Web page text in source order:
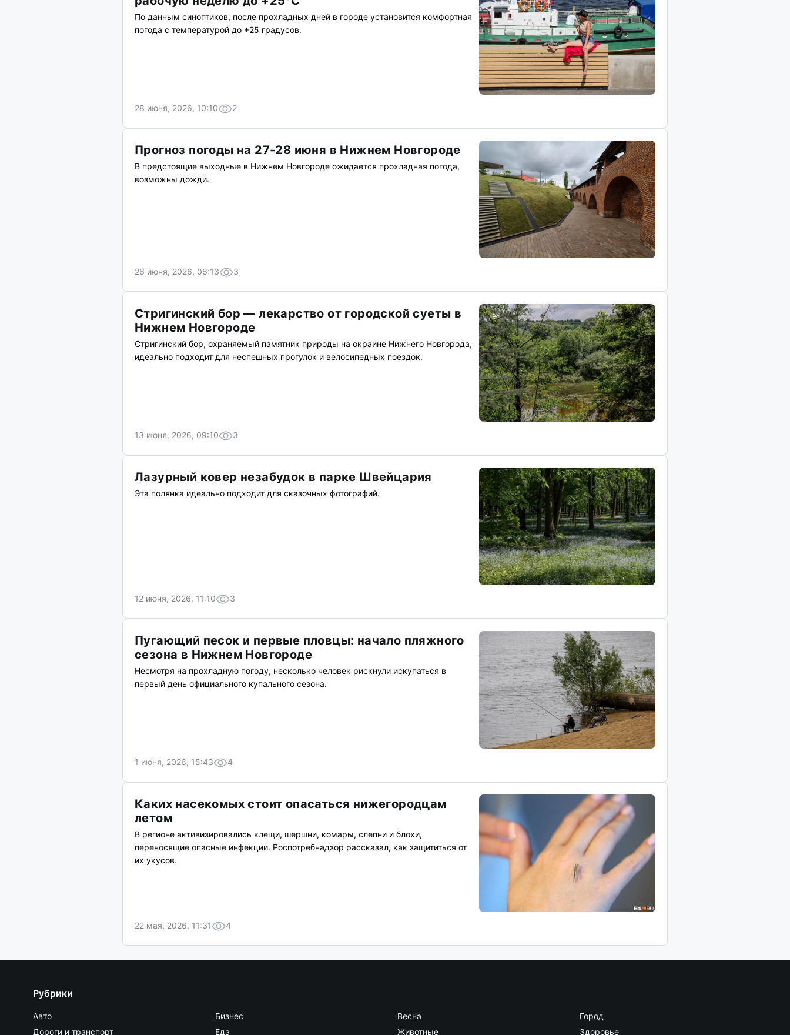
По данным синоптиков, после прохладных дней в городе установится комфортная
погода с температурой до +25 градусов.
28 июня, 2026, 10:10 2
Прогноз погоды на 27-28 июня в Нижнем Новгороде
В предстоящие выходные в Нижнем Новгороде ожидается прохладная погода,
возможны дожди.
26 июня, 2026, 06:13 3
Стригинский бор — лекарство от городской суеты в
Нижнем Новгороде
Стригинский бор, охраняемый памятник природы на окраине Нижнего Новгорода,
идеально подходит для неспешных прогулок и велосипедных поездок.
13 июня, 2026, 09:10 3
Лазурный ковер незабудок в парке Швейцария
Эта полянка идеально подходит для сказочных фотографий.
12 июня, 2026, 11:10 3
Пугающий песок и первые пловцы: начало пляжного
сезона в Нижнем Новгороде
Несмотря на прохладную погоду, несколько человек рискнули искупаться в
первый день официального купального сезона.
1 июня, 2026, 15:43 4
Каких насекомых стоит опасаться нижегородцам
летом
В регионе активизировались клещи, шершни, комары, слепни и блохи,
переносящие опасные инфекции. Роспотребнадзор рассказал, как защититься от
их укусов.
22 мая, 2026, 11:31 4
Рубрики
Авто Бизнес Весна
Город
Дороги и транспорт
Еда Животные Здоровье